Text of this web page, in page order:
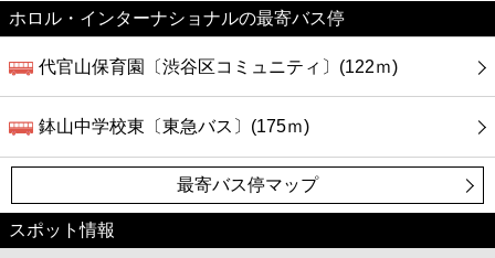
ホロル・インターナショナルの最寄バス停
代官山保育園〔渋谷区コミュニティ〕(122ｍ)
鉢山中学校東〔東急バス〕(175ｍ)
最寄バス停マップ
スポット情報